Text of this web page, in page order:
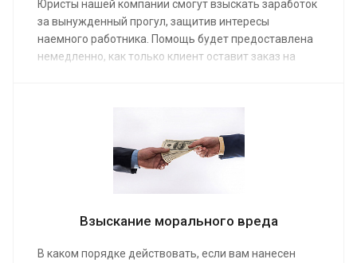
Юристы нашей компании смогут взыскать заработок
за вынужденный прогул, защитив интересы
наемного работника. Помощь будет предоставлена
немедленно, как только клиент оставит заказ на
трудовым спорам проведет переговоры с
стоимость его услуг от 5 000 руб.
Взыскание морального вреда
В каком порядке действовать, если вам нанесен